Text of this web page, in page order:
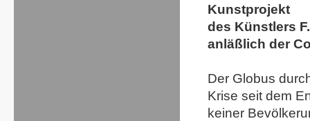
Kunstprojekt
des Künstlers
anläßlich der
Der Globus
Krise seit dem
keiner